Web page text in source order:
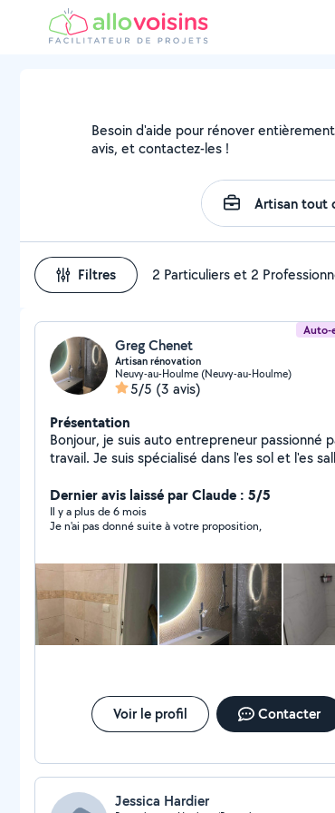
Besoin d'aide pour rénover
avis, et contactez-les !
Filtres 2 Particuliers et 2
Auto-
Greg Chenet
Artisan rénovation
Neuvy-au-Houlme (Neuvy-au-Houlme)
5/5 (3 avis)
Présentation
Bonjour, je suis auto entrepreneur passionné
travail. Je suis spécialisé dans l'es sol et l'es
Je suis disponible sur un large secteur.
Dernier avis laissé par Claude : 5/5
Il y a plus de 6 mois
Je n'ai pas donné suite à votre proposition,
Voir le profil Contacter
Jessica Hardier